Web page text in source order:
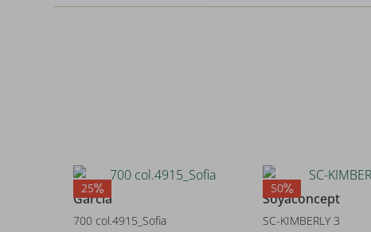
25
Garcia
700 col.4915_Sofia
50
Soyaconcept
SC-KIMBERLY 3